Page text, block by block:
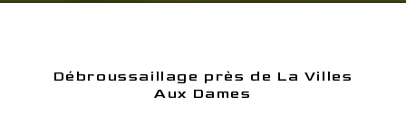
Débroussaillage près de La Villes
Aux Dames